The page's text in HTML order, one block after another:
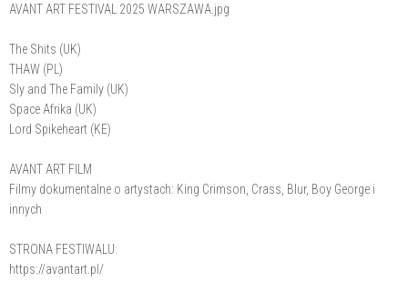
AVANT ART FESTIVAL 2025 WARSZAWA.jpg
The Shits (UK)
THAW (PL)
Sly and The Family (UK)
Space Afrika (UK)
Lord Spikeheart (KE)
AVANT ART FILM
Filmy dokumentalne o artystach: King Crimson, Crass, Blur, Boy George i
innych
STRONA FESTIWALU:
https://avantart.pl/